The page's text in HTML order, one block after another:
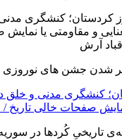
شدن جشن های
کنشگری مدنی و خلق
صفحات خالی تاریخ /